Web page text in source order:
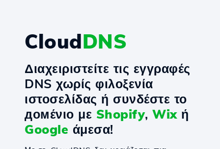
CloudDNS
Διαχειριστείτε τις εγγραφές
DNS χωρίς φιλοξενία
ιστοσελίδας ή συνδέστε το
домένιο με Shopify, Wixή
Google άμεσα!